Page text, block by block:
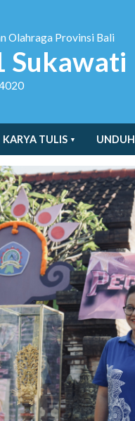
Olahraga Provinsi Bali
Sukawati
KARYA TULIS UNDUH